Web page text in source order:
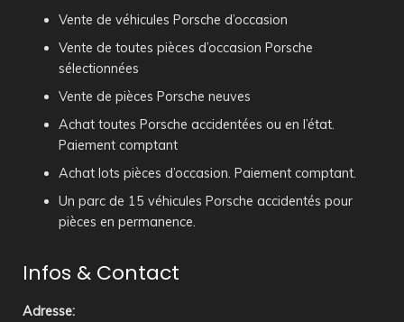
Vente de véhicules Porsche d’occasion
Vente de toutes pièces d’occasion Porsche
sélectionnées
Vente de pièces Porsche neuves
Achat toutes Porsche accidentées ou en l’état.
Paiement comptant
Achat lots pièces d’occasion. Paiement comptant.
Un parc de 15 véhicules Porsche accidentés pour
pièces en permanence.
Infos & Contact
Adresse: